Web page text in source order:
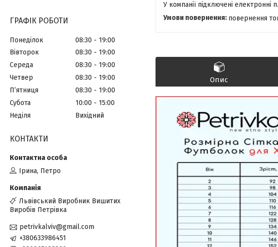
У компанії підключені
повернення
Опис
ГРАФІК РОБОТИ
Понеділок 08:30
19:00
Вівторок
08:30
19:00
Середа
08:30
19:00
Четвер
08:30
19:00
Пʼятниця
08:30
19:00
Субота
10:00
15:00
Неділя
Вихідний
КОНТАКТИ
Ірина, Петро
Львівський Виробник Вишитих
Виробів Петрівка
petrivkalviv@gmail.com
+380633986451